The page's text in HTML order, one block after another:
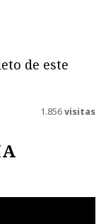
de este
1.856visitas